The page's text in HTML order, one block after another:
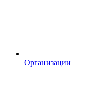
Организации